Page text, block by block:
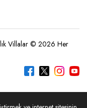
Villalar © 2026 Her